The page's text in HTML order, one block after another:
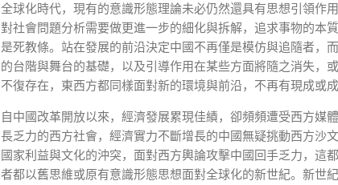
全球化時代，現有的意識形態理論未必仍然還具有思想引領作
對社會問題分析需要做更進一步的細化與拆解，追求事物的本
是死教條。站在發展的前沿決定中國不再僅是模仿與追隨者，
的台階與舞台的基礎，以及引導作用在某些方面將隨之消失，
不復存在，東西方都同樣面對新的環境與前沿，不再有現成或
自中國改革開放以來，經濟發展累現佳績，卻頻頻遭受西方媒
長乏力的西方社會，經濟實力不斷增長的中國無疑挑動西方沙
國家利益與文化的沖突，面對西方輿論攻擊中國回手乏力，這
者都以舊思維或原有意識形態思想面對全球化的新世紀。新世